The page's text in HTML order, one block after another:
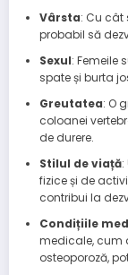
Vârsta: Cu cât
probabil să
Sexul: Femeile
spate și burta
Greutatea: O
coloanei
de durere.
Stilul de viață:
fizice și de
contribui la
Condițiile
medicale, cum
osteoporoză,